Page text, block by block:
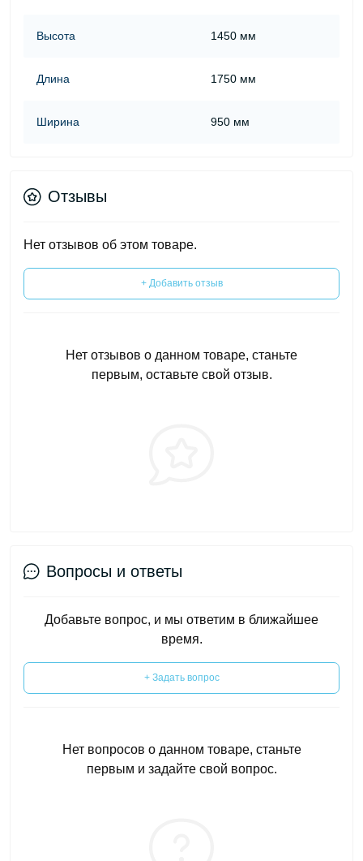
Высота 1450 мм
Длина 1750 мм
Ширина 950 мм
Отзывы
Нет отзывов об этом товаре.
+ Добавить отзыв
Нет отзывов о данном товаре, станьте
первым, оставьте свой отзыв.
Вопросы и ответы
Добавьте вопрос, и мы ответим в ближайшее
время.
+ Задать вопрос
Нет вопросов о данном товаре, станьте
первым и задайте свой вопрос.